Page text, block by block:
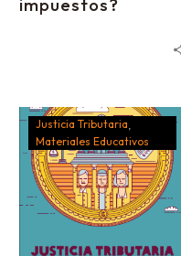
impuestos?
Justicia Tributaria
Materiales Educativos